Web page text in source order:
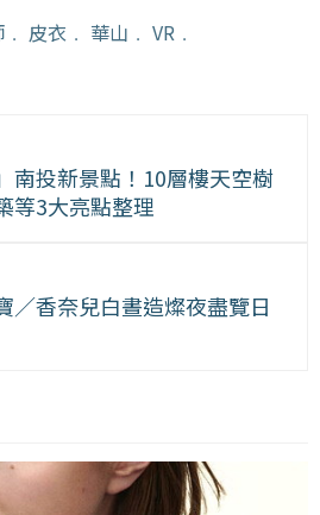
﹒ 皮衣 ﹒ 華山 ﹒ VR ﹒
南投新景點！10層樓天空樹
等3大亮點整理
／香奈兒白晝造燦夜盡覽日